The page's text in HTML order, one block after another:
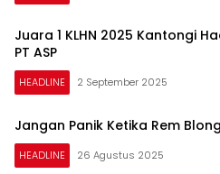
Juara 1 KLHN 2025 Kantongi
PT ASP
HEADLINE 2 September 2025
Jangan Panik Ketika Rem Blong
HEADLINE 26 Agustus 2025